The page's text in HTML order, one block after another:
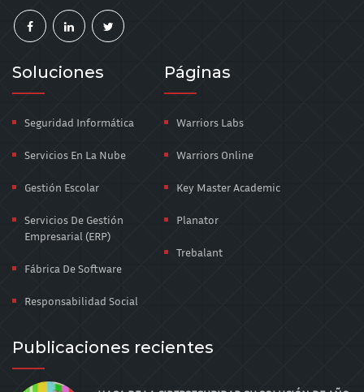
Soluciones
Seguridad Informática
Servicios En La Nube
Gestión Escolar
Servicios De Gestión
Empresarial (ERP)
Fábrica De Software
Responsabilidad Social
Páginas
Warriors Labs
Warriors Online
Key Master Academic
Planator
Trebalant
Publicaciones recientes